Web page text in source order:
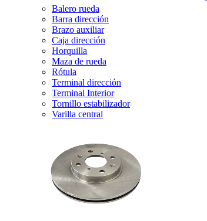
Balero rueda
Barra dirección
Brazo auxiliar
Caja dirección
Horquilla
Maza de rueda
Rótula
Terminal dirección
Terminal Interior
Tornillo estabilizador
Varilla central